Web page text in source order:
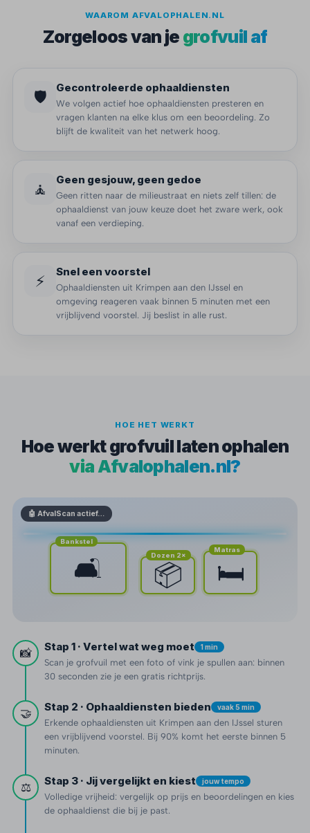
WAAROM AFVALOPHALEN.NL
Zorgeloos van je grofvuil af
🛡️ Gecontroleerde ophaaldiensten
We volgen actief hoe ophaaldiensten presteren en
vragen klanten na elke klus om een beoordeling. Zo
blijft de kwaliteit van het netwerk hoog.
🧘 Geen gesjouw, geen gedoe
Geen ritten naar de milieustraat en niets zelf tillen: de
ophaaldienst van jouw keuze doet het zware werk, ook
vanaf een verdieping.
⚡ Snel een voorstel
Ophaaldiensten uit Krimpen aan den IJssel en
omgeving reageren vaak binnen 5 minuten met een
vrijblijvend voorstel. Jij beslist in alle rust.
HOE HET WERKT
Hoe werkt grofvuil laten ophalen
via Afvalophalen.nl?
🤖 AfvalScan actief…
Bankstel
🛋️ Dozen 2×
📦
Matras
🛏️
📸 Stap 1 · Vertel wat weg moet 1 min
Scan je grofvuil met een foto of vink je spullen aan: binnen
30 seconden zie je een gratis richtprijs.
🤝 Stap 2 · Ophaaldiensten bieden vaak 5 min
Erkende ophaaldiensten uit Krimpen aan den IJssel sturen
een vrijblijvend voorstel. Bij 90% komt het eerste binnen 5
minuten.
⚖️ Stap 3 · Jij vergelijkt en kiest jouw tempo
Volledige vrijheid: vergelijk op prijs en beoordelingen en kies
de ophaaldienst die bij je past.